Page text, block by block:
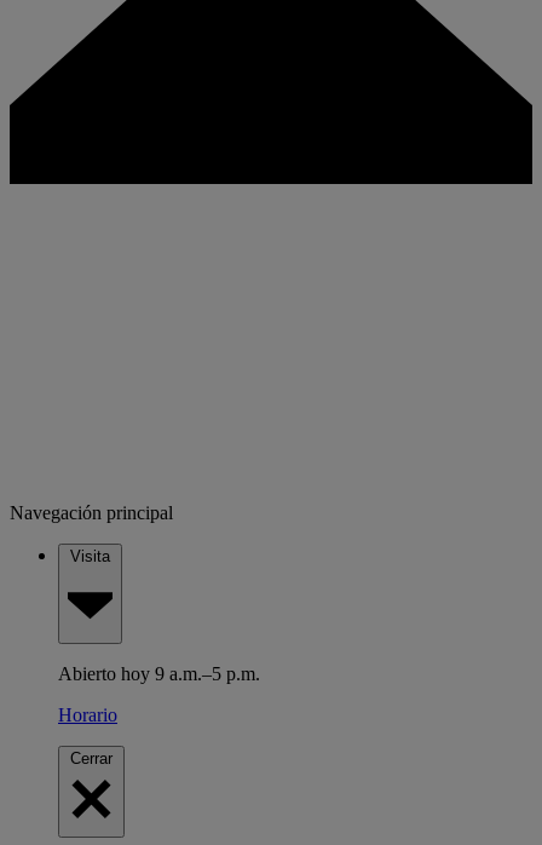
Navegación principal
Visita
Abierto hoy 9 a.m.–5 p.m.
Horario
Cerrar